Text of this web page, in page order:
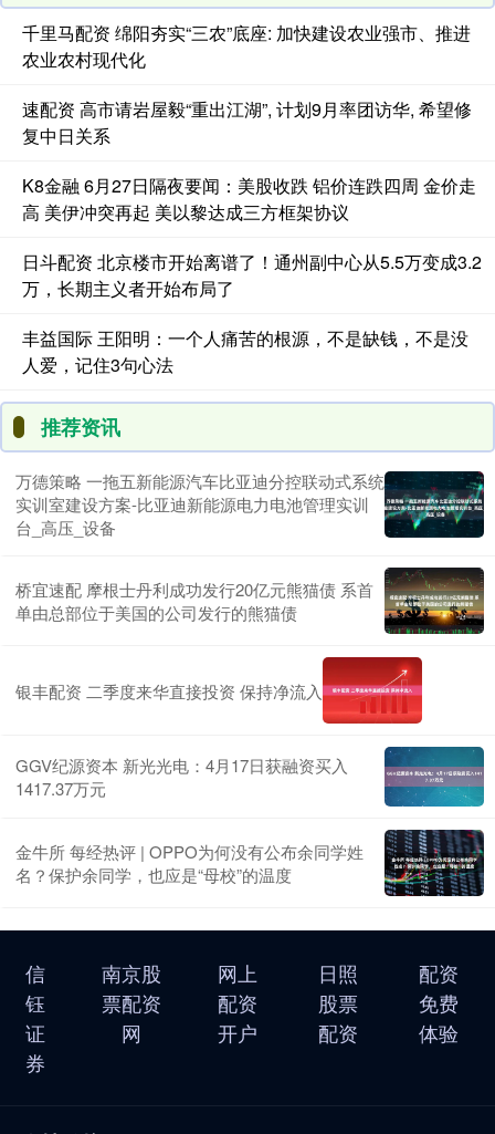
千里马配资 绵阳夯实“三农”底座: 加快建设农业强市、推进
农业农村现代化
速配资 高市请岩屋毅“重出江湖”, 计划9月率团访华, 希望修
复中日关系
K8金融 6月27日隔夜要闻：美股收跌 铝价连跌四周 金价走
高 美伊冲突再起 美以黎达成三方框架协议
日斗配资 北京楼市开始离谱了！通州副中心从5.5万变成3.2
万，长期主义者开始布局了
丰益国际 王阳明：一个人痛苦的根源，不是缺钱，不是没
人爱，记住3句心法
推荐资讯
万德策略 一拖五新能源汽车比亚迪分控联动式系统
实训室建设方案-比亚迪新能源电力电池管理实训
台_高压_设备
桥宜速配 摩根士丹利成功发行20亿元熊猫债 系首
单由总部位于美国的公司发行的熊猫债
银丰配资 二季度来华直接投资 保持净流入
GGV纪源资本 新光光电：4月17日获融资买入
1417.37万元
金牛所 每经热评 | OPPO为何没有公布余同学姓
名？保护余同学，也应是“母校”的温度
信
钰
证
券
南京股
票配资
网
网上
配资
开户
日照
股票
配资
配资
免费
体验